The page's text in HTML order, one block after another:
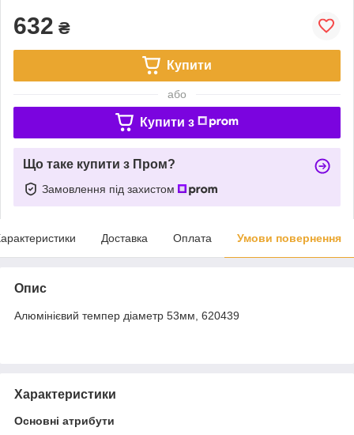
632 ₴
Купити
або
Купити з
Що таке купити з Пром?
Замовлення під захистом
Доставка Оплата Умови повернення
Опис
Алюмінієвий темпер діаметр 53мм, 620439
Характеристики
Основні атрибути